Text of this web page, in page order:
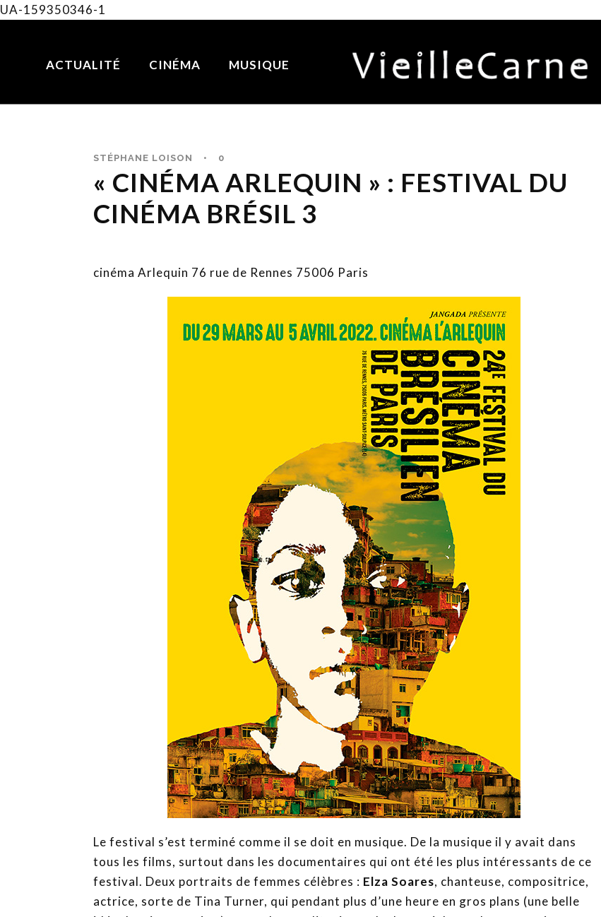
UA-159350346-1
ACTUALITÉ CINÉMA MUSIQUE
STÉPHANE LOISON • 0
« CINÉMA ARLEQUIN » : FESTIVAL DU
CINÉMA BRÉSIL 3
cinéma Arlequin 76 rue de Rennes 75006 Paris
Le festival s’est terminé comme il se doit en musique. De la musique il y avait dans
tous les films, surtout dans les documentaires qui ont été les plus intéressants de ce
festival. Deux portraits de femmes célèbres : Elza Soares, chanteuse, compositrice,
actrice, sorte de Tina Turner, qui pendant plus d’une heure en gros plans (une belle